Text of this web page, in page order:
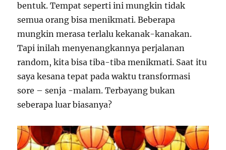
bentuk. Tempat seperti ini mungkin tidak
semua orang bisa menikmati. Beberapa
mungkin merasa terlalu kekanak-kanakan.
Tapi inilah menyenangkannya perjalanan
random, kita bisa tiba-tiba menikmati. Saat itu
saya kesana tepat pada waktu transformasi
sore – senja -malam. Terbayang bukan
seberapa luar biasanya?